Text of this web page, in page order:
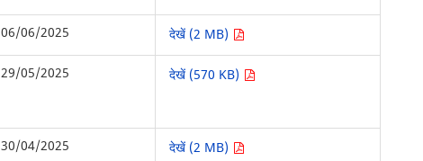
06/06/2025 देखें (2 MB)
29/05/2025 देखें (570 KB)
30/04/2025 देखें (2 MB)